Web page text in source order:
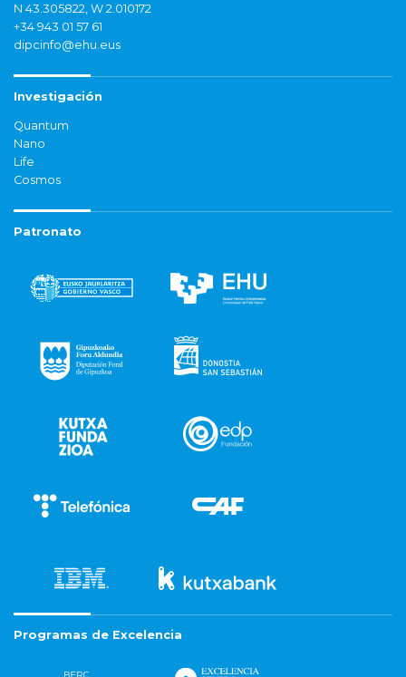
N 43.305822, W 2.010172
+34 943 01 57 61
dipcinfo@ehu.eus
Investigación
Quantum
Nano
Life
Cosmos
Patronato
Programas de Excelencia